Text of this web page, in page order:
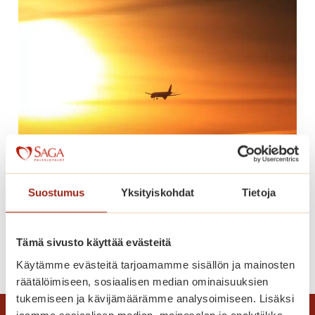
Suostumus Yksityiskohdat Tietoja
Tämä sivusto käyttää evästeitä
Käytämme evästeitä tarjoamamme sisällön ja mainosten
räätälöimiseen, sosiaalisen median ominaisuuksien
tukemiseen ja kävijämäärämme analysoimiseen. Lisäksi
u
e
o
h
r
t
ä
v
Lomaonnea
o
m
a